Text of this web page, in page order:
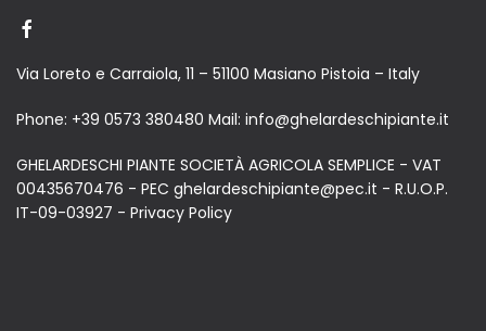
Via Loreto e Carraiola, 11 – 51100 Masiano Pistoia – Italy
Phone: +39 0573 380480 Mail: info@ghelardeschipiante.it
GHELARDESCHI PIANTE SOCIETÀ AGRICOLA SEMPLICE - VAT
00435670476 - PEC ghelardeschipiante@pec.it - R.U.O.P.
IT-09-03927 - Privacy Policy